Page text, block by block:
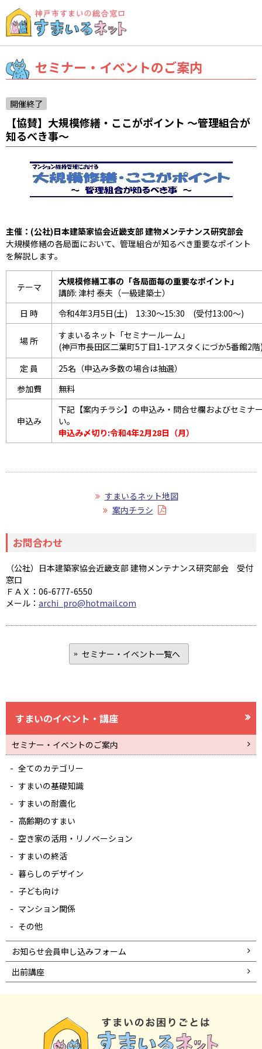
セミナー・イベントのご案内
開催終了
【協賛】大規模修繕・ここがポイント ～管理組合が
知るべき事～
主催：(公社)日本建築家協会近畿支部 建物メンテナンス研究部会
大規模修繕の各局面において、管理組合が知るべき重要なポイント
を解説します。
テーマ
大規模修繕工事の「各局面毎の重要なポイント」
講師: 津村 泰夫（一級建築士）
日 時
令和4年3月5日(土) 13:30～15:30 (受付13:00～)
場 所
すまいるネット「セミナールーム」
(神戸市長田区二葉町5丁目1-1アスタくにづか5番館2
定 員
25名（申込み多数の場合は抽選）
参加費
無料
申込み
下記【案内チラシ】の申込み・問合せ欄およびセミナ
い。
申込み〆切り:令和4年2月28日（月）
すまいるネット地図
案内チラシ
お問合わせ
（公社）日本建築家協会近畿支部 建物メンテナンス研究部会 受付
窓口
ＦＡＸ：06-6777-6550
メール： archi_pro@hotmail.com
セミナー・イベント一覧へ
すまいのイベント・講座
セミナー・イベントのご案内
全てのカテゴリー
すまいの基礎知識
すまいの耐震化
高齢期のすまい
空き家の活用・リノベーション
すまいの終活
暮らしのデザイン
子ども向け
マンション関係
その他
お知らせ会員申し込みフォーム
出前講座